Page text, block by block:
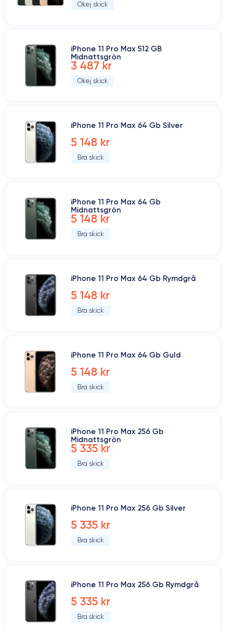
Okej skick
iPhone 11 Pro Max 512 GB
Midnattsgrön
3 487 kr
Okej skick
iPhone 11 Pro Max 64 Gb Silver
5 148 kr
Bra skick
iPhone 11 Pro Max 64 Gb
Midnattsgrön
5 148 kr
Bra skick
iPhone 11 Pro Max 64 Gb Rymdgrå
5 148 kr
Bra skick
iPhone 11 Pro Max 64 Gb Guld
5 148 kr
Bra skick
iPhone 11 Pro Max 256 Gb
Midnattsgrön
5 335 kr
Bra skick
iPhone 11 Pro Max 256 Gb Silver
5 335 kr
Bra skick
iPhone 11 Pro Max 256 Gb Rymdgrå
5 335 kr
Bra skick